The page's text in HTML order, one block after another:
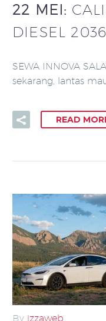
22 MEI:
DIESEL 2036
SEWA INNOVA
sekarang, lantas
READ
By izzaweb